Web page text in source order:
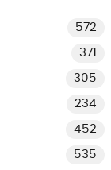
572
371
305
234
452
535